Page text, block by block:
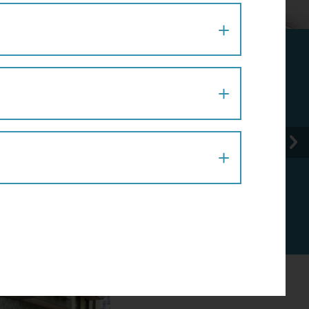
FUHRPARK
den benachbarten Baugruppenhäusern